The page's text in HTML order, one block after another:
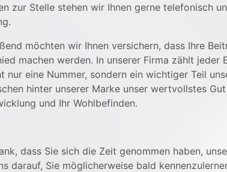
zur Stelle stehen wir Ihnen gerne telefonisch
möchten wir Ihnen versichern, dass Ihre
machen werden. In unserer Firma zählt jeder
nur eine Nummer, sondern ein wichtiger Teil
hinter unserer Marke unser wertvollstes
und Ihr Wohlbefinden.
dass Sie sich die Zeit genommen haben,
darauf, Sie möglicherweise bald